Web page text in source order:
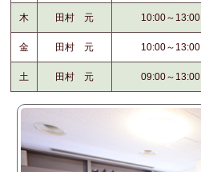
木 田村 元 10:00～13:00
金 田村 元 10:00～13:00
土 田村 元 09:00～13:00